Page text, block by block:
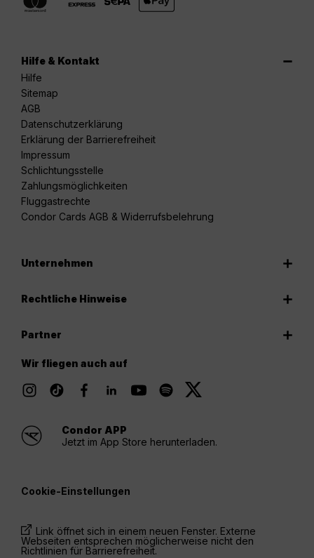
Hilfe & Kontakt
Hilfe
Sitemap
AGB
Datenschutzerklärung
Erklärung der Barrierefreiheit
Impressum
Schlichtungsstelle
Zahlungsmöglichkeiten
Fluggastrechte
Condor Cards AGB & Widerrufsbelehrung
Unternehmen
Rechtliche Hinweise
Partner
Wir fliegen auch auf
Condor APP
Jetzt im App Store herunterladen.
Cookie-Einstellungen
Link öffnet sich in einem neuen Fenster. Externe
Webseiten entsprechen möglicherweise nicht den
Richtlinien für Barrierefreiheit.